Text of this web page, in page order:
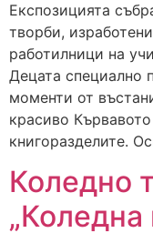
Експозицията
творби,
работилници на
Децата специално
моменти от
красиво
книгоразделите.
Коледно
„Коледна